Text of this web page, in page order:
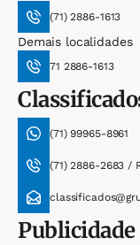
(71) 2886-1613
Demais localidades
71 2886-1613
(71) 99965-8961
(71) 2886-2683 /
Publicidade